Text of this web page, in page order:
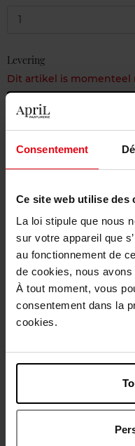
Consentement
Ce site web utilise des
La loi stipule que nous
sur votre appareil que
au fonctionnement de
de cookies, nous
À tout moment, vous
consentement dans la
cookies.
1
Levering
Dit artikel is momenteel
Me verwittigen
Gratis levering bij
Gratis verpakking
Beschrijving
Karakteristieken
Nog